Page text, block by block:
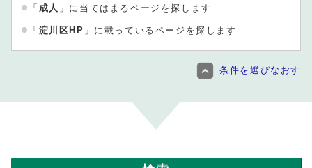
「 成人 」に当てはまるページを探します
「 淀川区HP 」に載っているページを探します
条件を選びなおす